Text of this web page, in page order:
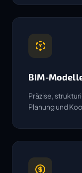
BIM-
Präzise,
Planung und